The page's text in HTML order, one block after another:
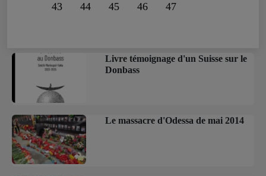
43 44 45 46 47
Livre témoignage d'un Suisse sur le
Donbass
Le massacre d'Odessa de mai 2014